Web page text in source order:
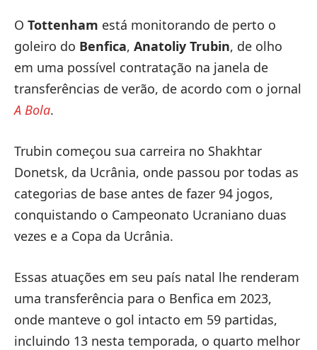
O Tottenham está monitorando de perto o
goleiro do Benfica, Anatoliy Trubin, de olho
em uma possível contratação na janela de
transferências de verão, de acordo com o jornal
A Bola.
Trubin começou sua carreira no Shakhtar
Donetsk, da Ucrânia, onde passou por todas as
categorias de base antes de fazer 94 jogos,
conquistando o Campeonato Ucraniano duas
vezes e a Copa da Ucrânia.
Essas atuações em seu país natal lhe renderam
uma transferência para o Benfica em 2023,
onde manteve o gol intacto em 59 partidas,
incluindo 13 nesta temporada, o quarto melhor